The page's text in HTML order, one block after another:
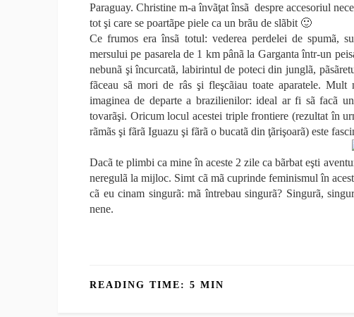
Paraguay. Christine m-a învãţat însã despre accesoriul
tot şi care se poartãpe piele ca un brãu de slãbit 🙂
Ce frumos era însã totul: vederea perdelei de spumã,
mersului pe pasarela de 1 km pânã la Garganta într-un
nebunã şi încurcatã, labirintul de poteci din junglã,
fãceau sã mori de râs şi fleşcãiau toate aparatele. Mult
imaginea de departe a brazilienilor: ideal ar fi sã facã
tovarãşi. Oricum locul acestei triple frontiere (rezultat în
rãmãs şi fãrã Iguazu şi fãrã o bucatã din ţãrişoarã) este
Dacã te plimbi ca mine în aceste 2 zile ca bãrbat eşti
neregulã la mijloc. Simt cã mã cuprinde feminismul în
cã eu cinam singurã: mã întrebau singurã? Singurã,
nene.
READING TIME: 5 MIN